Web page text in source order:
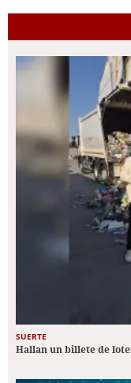
SUERTE
Hallan un billete de